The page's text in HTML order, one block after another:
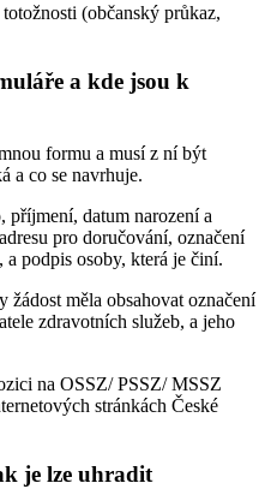
(občanský průkaz,
a kde jsou k
formu a musí z ní být
a co se navrhuje.
příjmení, datum narození a
pro doručování, označení
podpis osoby, která je činí.
žádost měla obsahovat označení
zdravotních služeb, a jeho
na OSSZ/ PSSZ/ MSSZ
stránkách České
je lze uhradit